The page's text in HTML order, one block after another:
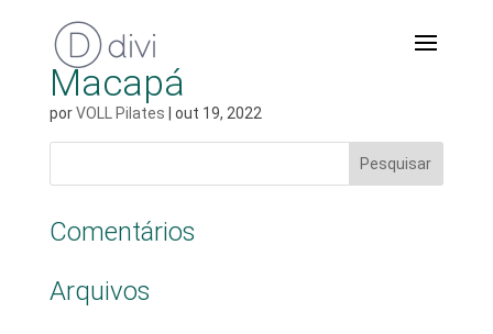
Macapá
porVOLL Pilates out 19, 2022
Comentários
Arquivos